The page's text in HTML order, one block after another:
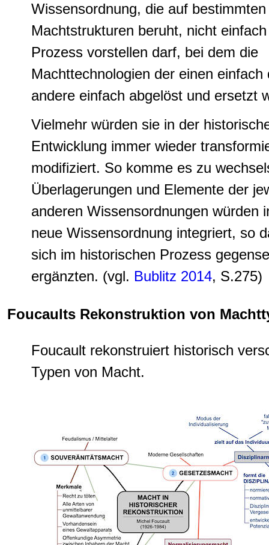
Wissensordnung, die auf bestimmten
Machtstrukturen beruht, nicht
Prozess vorstellen darf, bei dem die
Machttechnologien der einen einfach
andere einfach abgelöst und ersetzt
Vielmehr würden sie in der
Entwicklung immer wieder
modifiziert. So komme es zu
Überlagerungen und Elemente der
anderen Wissensordnungen würden
neue Wissensordnung integriert, so
sich im historischen Prozess
ergänzten. (vgl. Bublitz 2014, S.275)
Foucaults Rekonstruktion von
Foucault rekonstruiert historisch
Typen von Macht.